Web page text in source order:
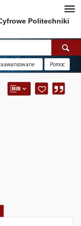
Politechniki
Pomoc